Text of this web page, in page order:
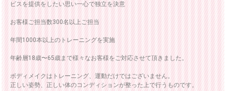
ビスを提供をしたい思い一心で独立を決意
お客様ご担当数300名以上ご担当
年間1000本以上のトレーニングを実施
年齢層18歳〜65歳まで様々なお客様をご対応させて頂きました。
ボディメイクはトレーニング、運動だけではございません。
正しい姿勢、正しい体のコンディションが整った上で行うものです。